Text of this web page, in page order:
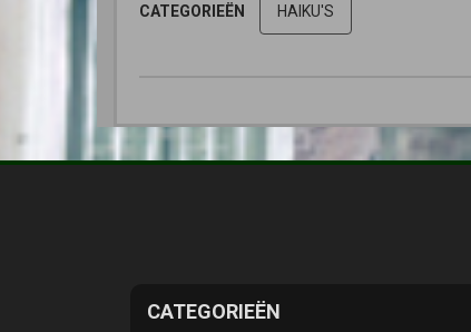
CATEGORIEËN HAIKU'S
CATEGORIEËN